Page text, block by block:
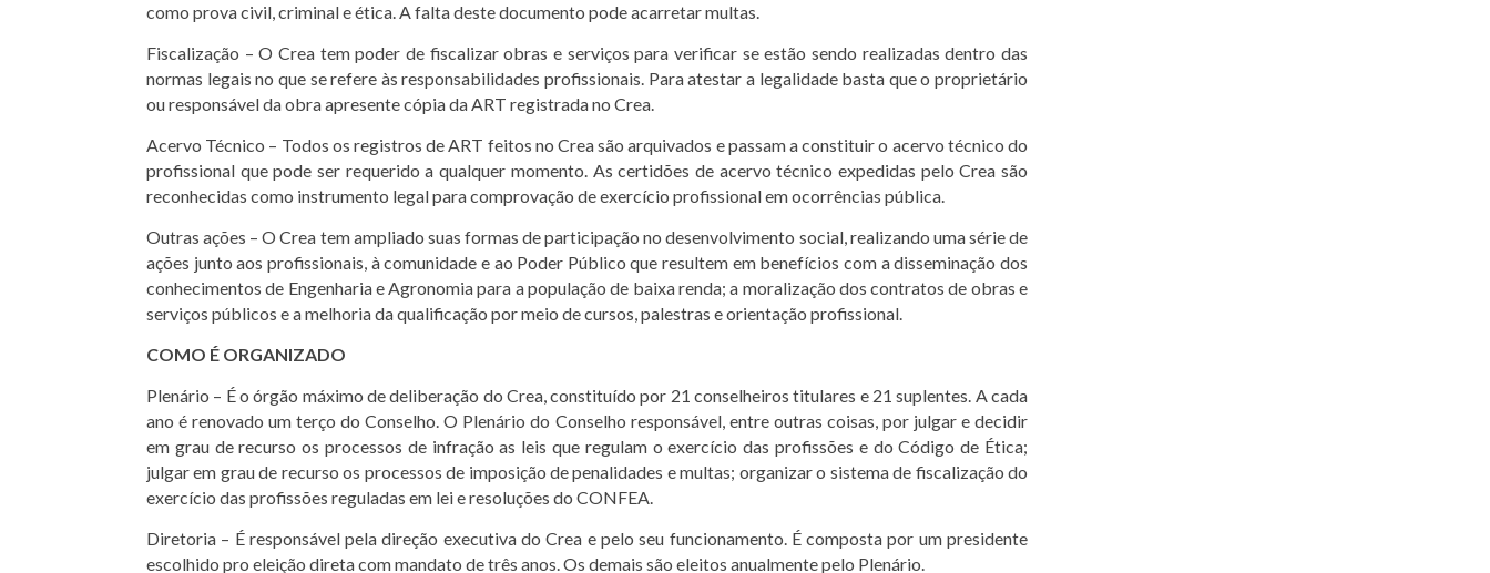
como prova civil, criminal e ética. A falta deste documento pode acarretar multas.
Fiscalização – O Crea tem poder de fiscalizar obras e serviços para verificar se estão sendo realizadas dentro das
normas legais no que se refere às responsabilidades profissionais. Para atestar a legalidade basta que o proprietário
ou responsável da obra apresente cópia da ART registrada no Crea.
Acervo Técnico – Todos os registros de ART feitos no Crea são arquivados e passam a constituir o acervo técnico do
profissional que pode ser requerido a qualquer momento. As certidões de acervo técnico expedidas pelo Crea são
reconhecidas como instrumento legal para comprovação de exercício profissional em ocorrências pública.
Outras ações – O Crea tem ampliado suas formas de participação no desenvolvimento social, realizando uma série de
ações junto aos profissionais, à comunidade e ao Poder Público que resultem em benefícios com a disseminação dos
conhecimentos de Engenharia e Agronomia para a população de baixa renda; a moralização dos contratos de obras e
serviços públicos e a melhoria da qualificação por meio de cursos, palestras e orientação profissional.
COMO É ORGANIZADO
Plenário – É o órgão máximo de deliberação do Crea, constituído por 21 conselheiros titulares e 21 suplentes. A cada
ano é renovado um terço do Conselho. O Plenário do Conselho responsável, entre outras coisas, por julgar e decidir
em grau de recurso os processos de infração as leis que regulam o exercício das profissões e do Código de Ética;
julgar em grau de recurso os processos de imposição de penalidades e multas; organizar o sistema de fiscalização do
exercício das profissões reguladas em lei e resoluções do CONFEA.
Diretoria – É responsável pela direção executiva do Crea e pelo seu funcionamento. É composta por um presidente
escolhido pro eleição direta com mandato de três anos. Os demais são eleitos anualmente pelo Plenário.